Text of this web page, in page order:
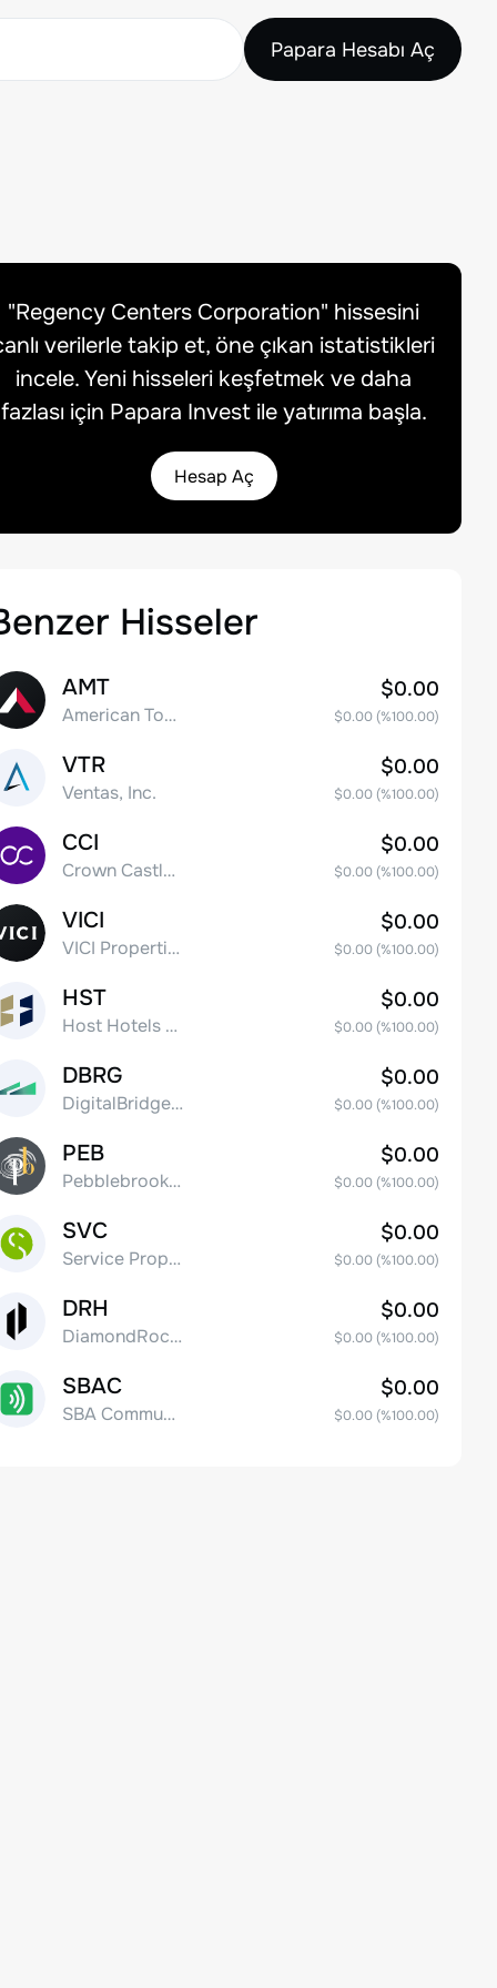
Papara Hesabı Aç
"Regency Centers Corporation" hissesini
verilerle takip et, öne çıkan istatistikleri
incele. Yeni hisseleri keşfetmek ve daha
fazlası için Papara Invest ile yatırıma başla.
Hesap Aç
Hisseler
AMT
American Tower Corporation
$0.00
$0.00(%100.00)
VTR
Ventas, Inc.
$0.00
$0.00(%100.00)
CCI
Crown Castle Inc.
$0.00
$0.00(%100.00)
VICI
VICI Properties Inc. Common Stock
$0.00
$0.00(%100.00)
HST
Host Hotels & Resorts, Inc.
$0.00
$0.00(%100.00)
DBRG
DigitalBridge Group, Inc.
$0.00
$0.00(%100.00)
PEB
Pebblebrook Hotel Trust
$0.00
$0.00(%100.00)
SVC
Service Properties Trust Common Stock
$0.00
$0.00(%100.00)
DRH
DiamondRock Hospitality Company
$0.00
$0.00(%100.00)
SBAC
SBA Communications Corp
$0.00
$0.00(%100.00)